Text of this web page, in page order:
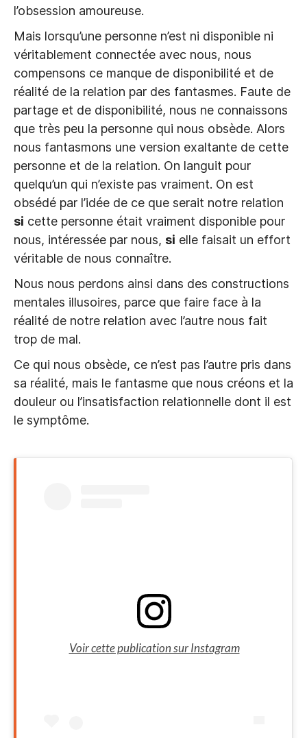
l’obsession amoureuse.
Mais lorsqu’une personne n’est ni disponible ni
véritablement connectée avec nous, nous
compensons ce manque de disponibilité et de
réalité de la relation par des fantasmes. Faute de
partage et de disponibilité, nous ne connaissons
que très peu la personne qui nous obsède. Alors
nous fantasmons une version exaltante de cette
personne et de la relation. On languit pour
quelqu’un qui n’existe pas vraiment. On est
obsédé par l’idée de ce que serait notre relation
si cette personne était vraiment disponible pour
nous, intéressée par nous, si elle faisait un effort
véritable de nous connaître.
Nous nous perdons ainsi dans des constructions
mentales illusoires, parce que faire face à la
réalité de notre relation avec l’autre nous fait
trop de mal.
Ce qui nous obsède, ce n’est pas l’autre pris dans
sa réalité, mais le fantasme que nous créons et la
douleur ou l’insatisfaction relationnelle dont il est
le symptôme.
Voir cette publication sur Instagram